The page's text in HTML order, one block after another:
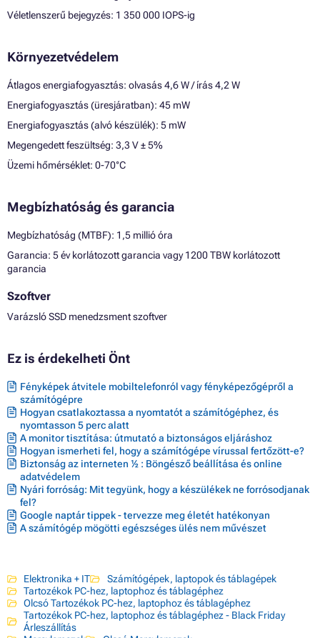
Véletlenszerű bejegyzés: 1 350 000 IOPS-ig
Környezetvédelem
Átlagos energiafogyasztás: olvasás 4,6 W / írás 4,2 W
Energiafogyasztás (üresjáratban): 45 mW
Energiafogyasztás (alvó készülék): 5 mW
Megengedett feszültség: 3,3 V ± 5%
Üzemi hőmérséklet: 0-70°C
Megbízhatóság és garancia
Megbízhatóság (MTBF): 1,5 millió óra
Garancia: 5 év korlátozott garancia vagy 1200 TBW korlátozott
garancia
Szoftver
Varázsló SSD menedzsment szoftver
Ez is érdekelheti Önt
Fényképek átvitele mobiltelefonról vagy fényképezőgépről a
számítógépre
Hogyan csatlakoztassa a nyomtatót a számítógéphez, és
nyomtasson 5 perc alatt
A monitor tisztítása: útmutató a biztonságos eljáráshoz
Hogyan ismerheti fel, hogy a számítógépe vírussal fertőzött-e?
Biztonság az interneten ½ : Böngésző beállítása és online
adatvédelem
Nyári forróság: Mit tegyünk, hogy a készülékek ne forrósodjanak
fel?
Google naptár tippek - tervezze meg életét hatékonyan
A számítógép mögötti egészséges ülés nem művészet
Elektronika + IT
Számítógépek, laptopok és táblagépek
Tartozékok PC-hez, laptophoz és táblagéphez
Olcsó Tartozékok PC-hez, laptophoz és táblagéphez
Tartozékok PC-hez, laptophoz és táblagéphez - Black Friday
Árleszállítás